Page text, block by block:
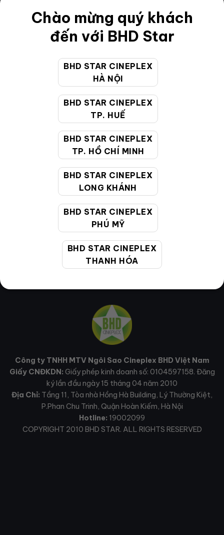
Chào mừng quý khách
đến với BHD Star
BHD STAR CINEPLEX
HÀ NỘI
BHD STAR CINEPLEX
TP. HUẾ
BHD STAR CINEPLEX
TP. HỒ CHÍ MINH
BHD STAR CINEPLEX
LONG KHÁNH
BHD STAR CINEPLEX
PHÚ MỸ
BHD STAR CINEPLEX
THANH HÓA
Điều khoản
Hướng dẫn đặt vé trực tuyến
Chính sách bảo vệ thông tin cá nhân của người tiêu
CHĂM SÓC KHÁCH HÀNG
19002099
gồm cả Lễ, Tết)
cskh@bhdstar.vn
MẠNG XÃ HỘI
Công ty TNHH MTV Ngôi Sao Cineplex BHD Việt Nam
Giấy CNĐKDN: Giấy phép kinh doanh số: 0104597158. Đăng
ký lần đầu ngày 15 tháng 04 năm 2010
Địa Chỉ: Tầng 11, Tòa nhà Hồng Hà Building, Lý Thường Kiệt,
P.Phan Chu Trinh, Quận Hoàn Kiếm, Hà Nội
Hotline: 19002099
COPYRIGHT 2010 BHD STAR. ALL RIGHTS RESERVED